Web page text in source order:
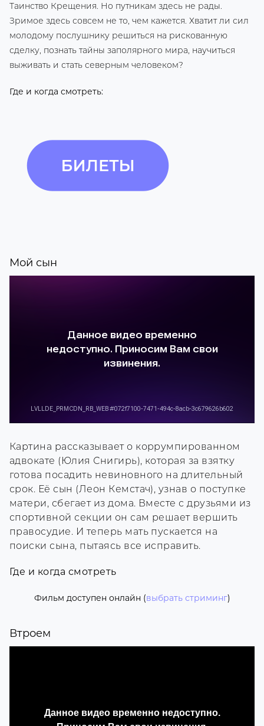
Таинство Крещения. Но путникам здесь не рады.
Зримое здесь совсем не то, чем кажется. Хватит ли сил
молодому послушнику решиться на рискованную
сделку, познать тайны заполярного мира, научиться
выживать и стать северным человеком?
Где и когда смотреть:
Мой сын
Картина рассказывает о коррумпированном
адвокате (Юлия Снигирь), которая за взятку
готова посадить невиновного на длительный
срок. Её сын (Леон Кемстач), узнав о поступке
матери, сбегает из дома. Вместе с друзьями из
спортивной секции он сам решает вершить
правосудие. И теперь мать пускается на
поиски сына, пытаясь все исправить.
Где и когда смотреть
Фильм доступен онлайн (выбрать стриминг)
Втроем